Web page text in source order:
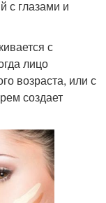
с глазами и
с
лицо
возраста, или с
создает